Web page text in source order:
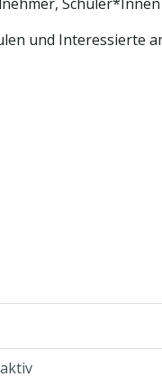
und Interessierte